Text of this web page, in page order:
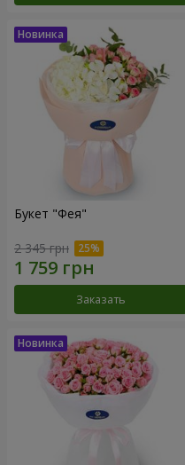
Букет "Фея"
2 345 грн
Заказать